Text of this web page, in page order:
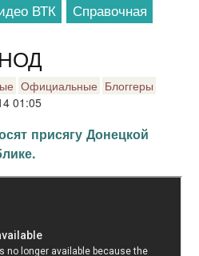
ВТК Справочная
НОД
Официальные Блоггеры
01:05
присягу Донецкой